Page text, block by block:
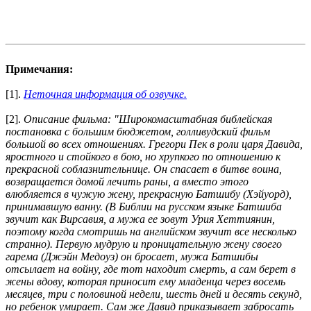
Примечания:
[1]. Неточная информация об озвучке.
[2]. Описание фильма: "Широкомасштабная библейская
постановка с большим бюджетом, голливудский фильм
большой во всех отношениях. Грегори Пек в роли царя Давида,
яростного и стойкого в бою, но хрупкого по отношению к
прекрасной соблазнительнице. Он спасает в битве воина,
возвращается домой лечить раны, а вместо этого
влюбляется в чужую жену, прекрасную Батшибу (Хэйуорд),
принимавшую ванну. (В Библии на русском языке Батшиба
звучит как Вирсавия, а мужа ее зовут Урия Хеттиянин,
поэтому когда смотришь на английском звучит все несколько
странно). Первую мудрую и проницательную жену своего
гарема (Джэйн Медоуз) он бросает, мужа Батшибы
отсылает на войну, где тот находит смерть, а сам берет в
жены вдову, которая приносит ему младенца через восемь
месяцев, три с половиной недели, шесть дней и десять секунд,
но ребенок умирает. Сам же Давид приказывает забросать